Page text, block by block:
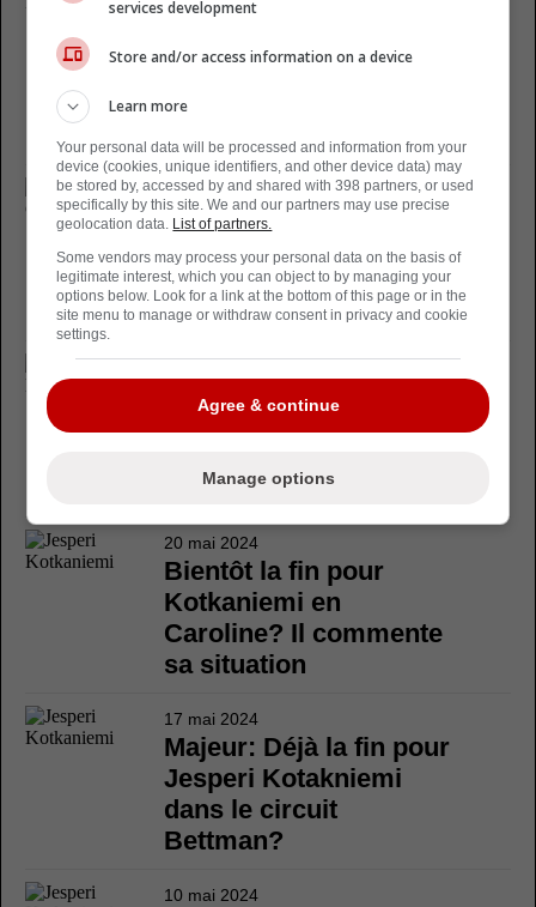
Transaction monstre
impliquant Martin
développement
confirmé
11 juillet 2024
Ce serait maintenant
terminé pour
l'attaquant québécois
Maxime Comtois
Rachat de contrat
bientôt annoncé chez
Caroline?
20 mai 2024
Bientôt la fin pour
Kotkaniemi en
Caroline? Il commente
sa situation
17 mai 2024
Majeur: Déjà la fin pour
Jesperi Kotakniemi
dans le circuit
Bettman?
10 mai 2024
services development
Store and/or access information on a device
Learn more
Your personal data will be processed and information from your
device (cookies, unique identifiers, and other device data) may
be stored by, accessed by and shared with 398 partners, or used
specifically by this site. We and our partners may use precise
geolocation data. List of partners.
Some vendors may process your personal data on the basis of
legitimate interest, which you can object to by managing your
options below. Look for a link at the bottom of this page or in the
site menu to manage or withdraw consent in privacy and cookie
settings.
Agree & continue
Manage options